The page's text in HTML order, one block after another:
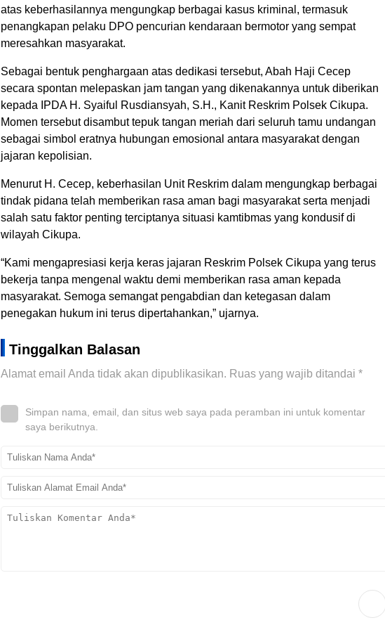
atas keberhasilannya mengungkap berbagai kasus kriminal, termasuk
penangkapan pelaku DPO pencurian kendaraan bermotor yang sempat
meresahkan masyarakat.
Sebagai bentuk penghargaan atas dedikasi tersebut, Abah Haji Cecep
secara spontan melepaskan jam tangan yang dikenakannya untuk diberikan
kepada IPDA H. Syaiful Rusdiansyah, S.H., Kanit Reskrim Polsek Cikupa.
Momen tersebut disambut tepuk tangan meriah dari seluruh tamu undangan
sebagai simbol eratnya hubungan emosional antara masyarakat dengan
jajaran kepolisian.
Menurut H. Cecep, keberhasilan Unit Reskrim dalam mengungkap berbagai
tindak pidana telah memberikan rasa aman bagi masyarakat serta menjadi
salah satu faktor penting terciptanya situasi kamtibmas yang kondusif di
wilayah Cikupa.
“Kami mengapresiasi kerja keras jajaran Reskrim Polsek Cikupa yang terus
bekerja tanpa mengenal waktu demi memberikan rasa aman kepada
masyarakat. Semoga semangat pengabdian dan ketegasan dalam
penegakan hukum ini terus dipertahankan,” ujarnya.
Tinggalkan Balasan
Alamat email Anda tidak akan dipublikasikan. Ruas yang wajib ditandai *
Simpan nama, email, dan situs web saya pada peramban ini untuk komentar
saya berikutnya.